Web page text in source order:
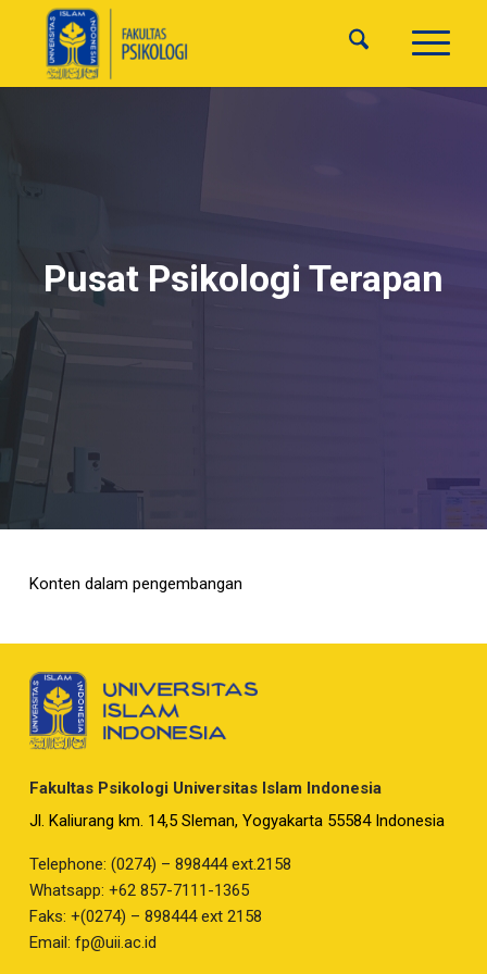
Pusat Psikologi Terapan
Konten dalam pengembangan
Fakultas Psikologi Universitas Islam Indonesia
Jl. Kaliurang km. 14,5 Sleman, Yogyakarta 55584 Indonesia
Telephone: (0274) – 898444 ext.2158
Whatsapp: +62 857-7111-1365
Faks: +(0274) – 898444 ext 2158
Email: fp@uii.ac.id